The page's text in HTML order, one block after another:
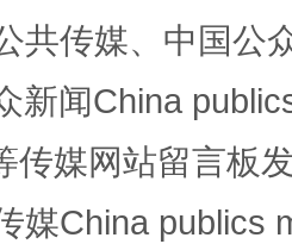
县开幕 规模
共传媒、中国公
新闻China
传媒网站留言板
媒China publics